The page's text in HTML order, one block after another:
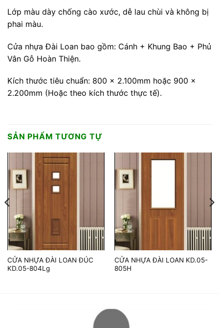
Lớp màu dày chống cào xước, dễ lau chùi và không bị
phai màu.
Cửa nhựa Đài Loan bao gồm: Cánh + Khung Bao + Phủ
Vân Gỗ Hoàn Thiện.
Kích thước tiêu chuẩn: 800 x 2.100mm hoặc 900 x
2.200mm (Hoặc theo kích thước thực tế).
SẢN PHẨM TƯƠNG TỰ
CỬA NHỰA ĐÀI LOAN ĐÚC
KD.05-804Lg
CỬA NHỰA ĐÀI LOAN KD.05-
805H